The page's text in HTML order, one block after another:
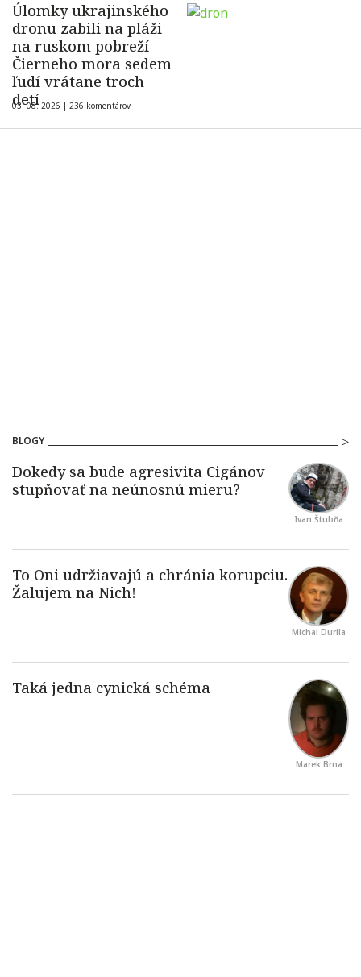
Úlomky ukrajinského
dronu zabili na pláži
na ruskom pobreží
Čierneho mora sedem
ľudí vrátane troch
detí
03. 08. 2026 | 236 komentárov
BLOGY
Ivan Štubňa
Michal Durila
Marek Brna